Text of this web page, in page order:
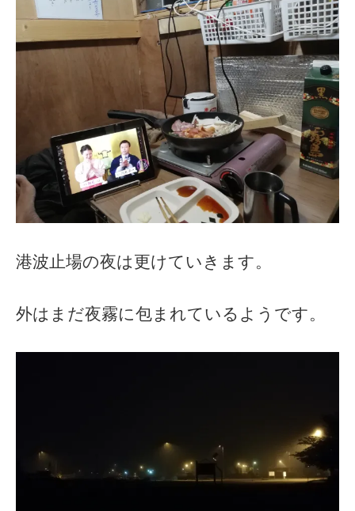
港波止場の夜は更けていきます。
外はまだ夜霧に包まれているようです。